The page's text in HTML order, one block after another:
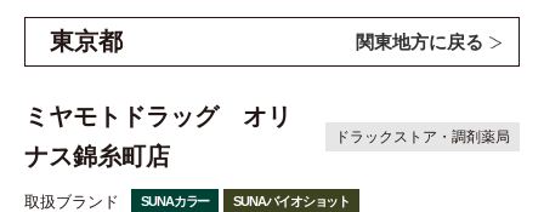
東京都 関東地方に戻る
ミヤモトドラッグ オリ
ナス錦糸町店
ドラックストア・調剤薬局
取扱ブランド SUNAカラー SUNAバイオショット